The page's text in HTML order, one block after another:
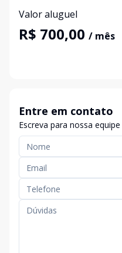
Valor aluguel
R$ 700,00 / mês
Entre em contato
Escreva para nossa equipe